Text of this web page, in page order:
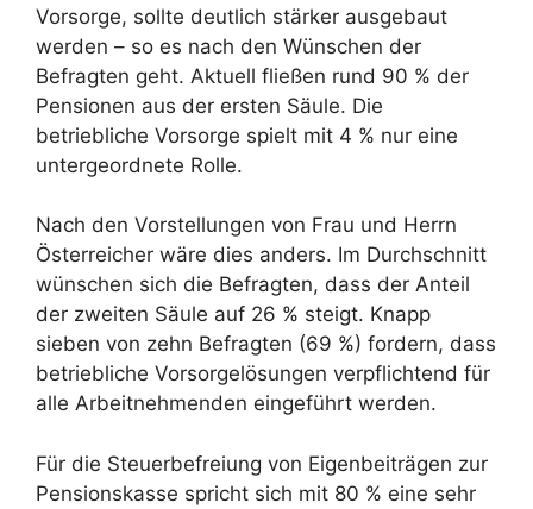
Vorsorge, sollte deutlich stärker ausgebaut
werden – so es nach den Wünschen der
Befragten geht. Aktuell fließen rund 90 % der
Pensionen aus der ersten Säule. Die
betriebliche Vorsorge spielt mit 4 % nur eine
untergeordnete Rolle.
Nach den Vorstellungen von Frau und Herrn
Österreicher wäre dies anders. Im Durchschnitt
wünschen sich die Befragten, dass der Anteil
der zweiten Säule auf 26 % steigt. Knapp
sieben von zehn Befragten (69 %) fordern, dass
betriebliche Vorsorgelösungen verpflichtend für
alle Arbeitnehmenden eingeführt werden.
Für die Steuerbefreiung von Eigenbeiträgen zur
Pensionskasse spricht sich mit 80 % eine sehr